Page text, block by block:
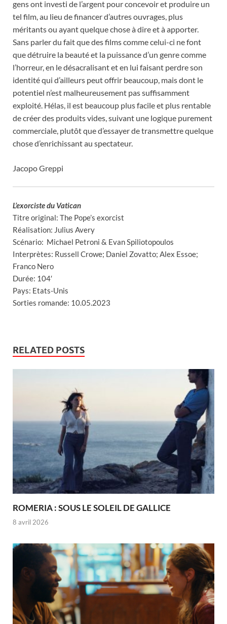
gens ont investi de l’argent pour concevoir et produire un
tel film, au lieu de financer d’autres ouvrages, plus
méritants ou ayant quelque chose à dire et à apporter.
Sans parler du fait que des films comme celui-ci ne font
que détruire la beauté et la puissance d’un genre comme
l’horreur, en le désacralisant et en lui faisant perdre son
identité qui d’ailleurs peut offrir beaucoup, mais dont le
potentiel n’est malheureusement pas suffisamment
exploité. Hélas, il est beaucoup plus facile et plus rentable
de créer des produits vides, suivant une logique purement
commerciale, plutôt que d’essayer de transmettre quelque
chose d’enrichissant au spectateur.
Jacopo Greppi
L’exorciste du Vatican
Titre original: The Pope’s exorcist
Réalisation: Julius Avery
Scénario: Michael Petroni & Evan Spiliotopoulos
Interprètes: Russell Crowe; Daniel Zovatto; Alex Essoe;
Franco Nero
Durée: 104′
Pays: Etats-Unis
Sorties romande: 10.05.2023
RELATED POSTS
ROMERIA : SOUS LE SOLEIL DE GALLICE
8 avril 2026